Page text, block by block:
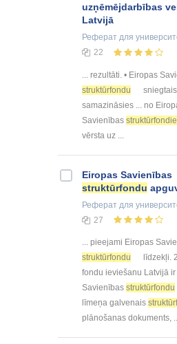
uzņēmējdarbības
Latvijā
Реферат для
22
... rezultāti. • Eiropas
struktūrfondu
samazināsies ... no
Savienības
vērsta uz ...
Eiropas Savienības
struktūrfondu
Реферат для
27
... pieejami Eiropas
struktūrfondu
līdzekļi.
fondu ieviešanu Latvijā
Savienības struktūrfondu
līmeņa galvenais
plānošanas dokuments,